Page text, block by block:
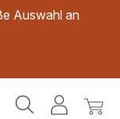
Auswahl an
Mein
Mein